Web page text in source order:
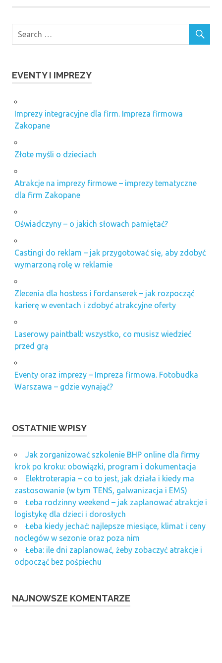
EVENTY I IMPREZY
Imprezy integracyjne dla firm. Impreza firmowa
Zakopane
Złote myśli o dzieciach
Atrakcje na imprezy firmowe – imprezy tematyczne
dla firm Zakopane
Oświadczyny – o jakich słowach pamiętać?
Castingi do reklam – jak przygotować się, aby zdobyć
wymarzoną rolę w reklamie
Zlecenia dla hostess i fordanserek – jak rozpocząć
karierę w eventach i zdobyć atrakcyjne oferty
Laserowy paintball: wszystko, co musisz wiedzieć
przed grą
Eventy oraz imprezy – Impreza firmowa. Fotobudka
Warszawa – gdzie wynająć?
OSTATNIE WPISY
Jak zorganizować szkolenie BHP online dla firmy
krok po kroku: obowiązki, program i dokumentacja
Elektroterapia – co to jest, jak działa i kiedy ma
zastosowanie (w tym TENS, galwanizacja i EMS)
Łeba rodzinny weekend – jak zaplanować atrakcje i
logistykę dla dzieci i dorosłych
Łeba kiedy jechać: najlepsze miesiące, klimat i ceny
noclegów w sezonie oraz poza nim
Łeba: ile dni zaplanować, żeby zobaczyć atrakcje i
odpocząć bez pośpiechu
NAJNOWSZE KOMENTARZE